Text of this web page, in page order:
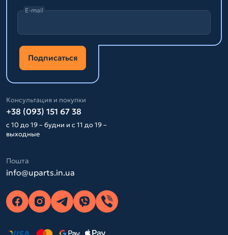
E-mail
Подписаться
Консультация и покупки
+38 (093) 151 67 38
с 10 до 19 – будни и с 11 до 19 –
выходные
Пошта
info@uparts.in.ua